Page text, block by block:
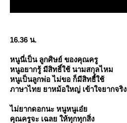
16.36 น.
หนูนี่เป็น ลูกศิษย์ ของคุณครู
หนูอยากรู้ มีสิทธิ์ใช้ นามสกุลไหม
หนูเป็นลูกพ่อ ไม่ขอ ก็มีสิทธื์ใช้
ภาษาไทย ยาหม้อใหญ่ เข้าใจยากจริง
ไม่ยากดอกนะ หนูหนูเอ๋
คุณครูจะ เฉลย ให้ทุกทุกสิ่ง